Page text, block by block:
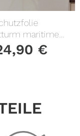
maritime
Fensterdeko
€